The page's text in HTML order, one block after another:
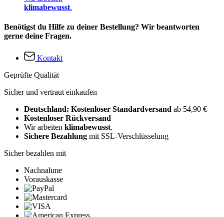
klimabewusst.
Benötigst du Hilfe zu deiner Bestellung? Wir beantworten
gerne deine Fragen.
Kontakt
Geprüfte Qualität
Sicher und vertraut einkaufen
Deutschland: Kostenloser Standardversand ab 54,90 €
Kostenloser Rückversand
Wir arbeiten klimabewusst.
Sichere Bezahlung mit SSL-Verschlüsselung
Sicher bezahlen mit
Nachnahme
Vorauskasse